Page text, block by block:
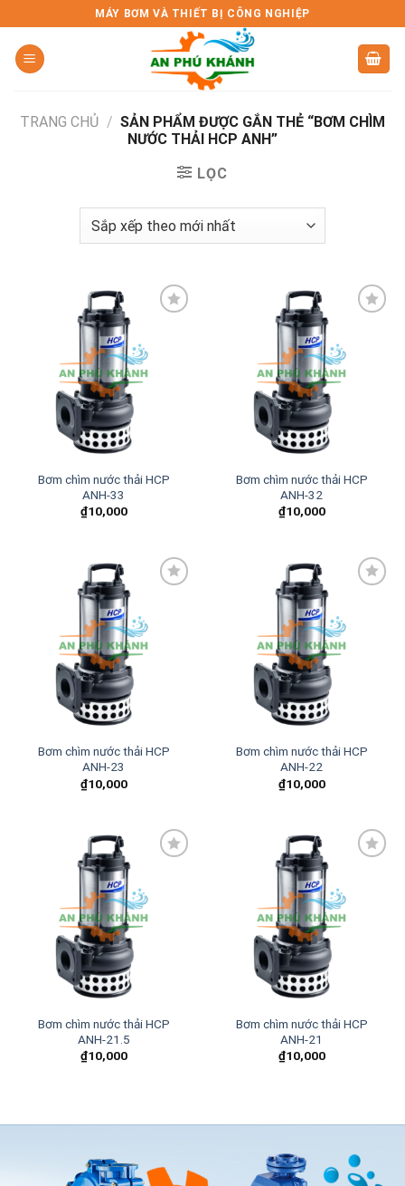
to
content
MÁY BƠM VÀ THIẾT BỊ CÔNG NGHIỆP
TRANG CHỦ / SẢN PHẨM ĐƯỢC GẮN THẺ “BƠM CHÌM
NƯỚC THẢI HCP ANH”
LỌC
wishlist
Bơm chìm nước thải HCP
ANH-33
₫10,000
wishlist
Bơm chìm nước thải HCP
ANH-32
₫10,000
wishlist
Bơm chìm nước thải HCP
ANH-23
₫10,000
wishlist
Bơm chìm nước thải HCP
ANH-22
₫10,000
wishlist
Bơm chìm nước thải HCP
ANH-21.5
₫10,000
wishlist
Bơm chìm nước thải HCP
ANH-21
₫10,000